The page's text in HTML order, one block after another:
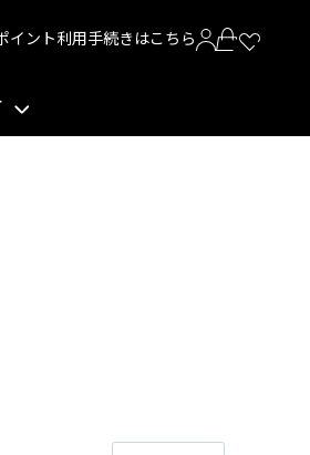
イント利用手続きはこちら